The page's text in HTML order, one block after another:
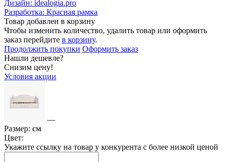
Дизайн: idealogia.pro
Разработка: Красная рамка
Товар добавлен в корзину
Чтобы изменить количество, удалить товар или оформить
заказ перейдите в корзину.
Продолжить покупки Оформить заказ
Нашли дешевле?
Снизим цену!
Условия акции
—
Размер: см
Цвет:
Укажите ссылку на товар у конкурента с более низкой ценой